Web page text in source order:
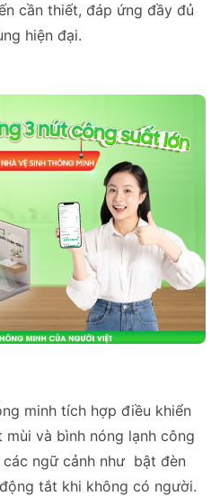
cần thiết, đáp ứng đầy đủ
hiện đại.
minh tích hợp điều khiển
và bình nóng lạnh công
ngữ cảnh như bật đèn
tắt khi không có người.